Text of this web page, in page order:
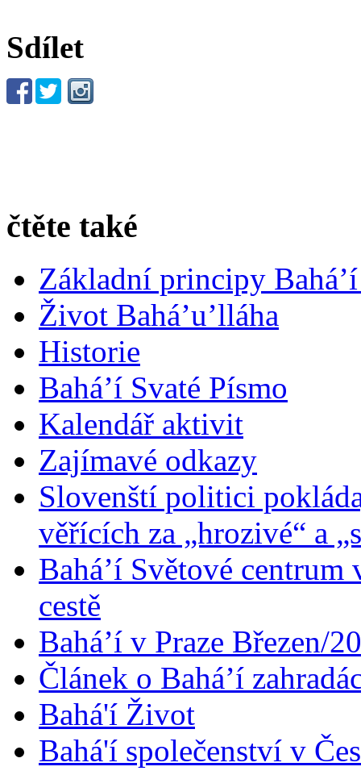
Sdílet
čtěte také
Základní principy
Život Bahá’u’lláha
Historie
Bahá’í Svaté Písmo
Kalendář aktivit
Zajímavé odkazy
Slovenští politici
věřících za „hrozivé“ a
Bahá’í Světové
cestě
Bahá’í v Praze Březen/
Článek o Bahá’í
Bahá'í Život
Bahá'í společenství v